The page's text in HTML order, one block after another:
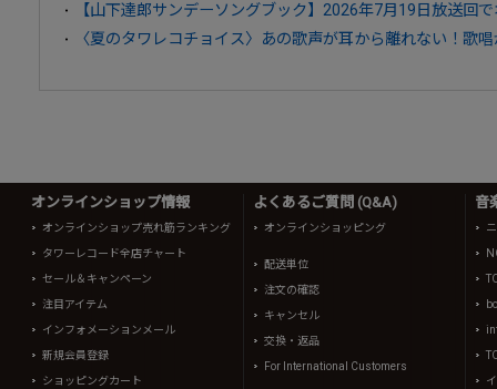
【山下達郎サンデーソングブック】2026年7月19日放送回
〈夏のタワレコチョイス〉あの歌声が耳から離れない！歌
オンラインショップ情報
オンラインショップ売れ筋ランキング
タワーレコード全店チャート
セール＆キャンペーン
注目アイテム
インフォメーションメール
新規会員登録
ショッピングカート
よくあるご質問 (Q&A)
オンラインショッピング
配送単位
注文の確認
キャンセル
交換・返品
For International Customers
音